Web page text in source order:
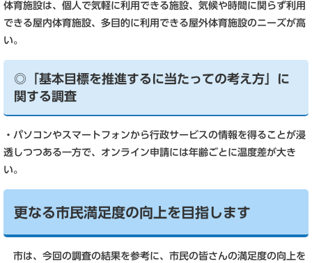
体育施設は、個人で気軽に利用できる施設、気候や時間に関らず利用
できる屋内体育施設、多目的に利用できる屋外体育施設のニーズが高
い。
◎「基本目標を推進するに当たっての考え方」に
関する調査
・パソコンやスマートフォンから行政サービスの情報を得ることが浸
透しつつある一方で、オンライン申請には年齢ごとに温度差が大き
い。
更なる市民満足度の向上を目指します
市は、今回の調査の結果を参考に、市民の皆さんの満足度の向上を